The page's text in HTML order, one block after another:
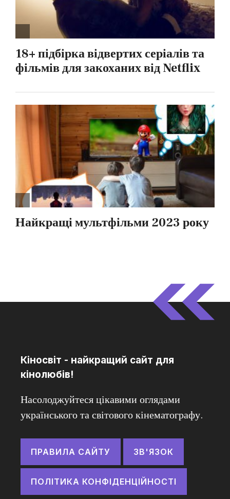
Кіносвіт - найкращий сайт для
кінолюбів!
Насолоджуйтеся цікавими оглядами
українського та світового кінематографу.
ПРАВИЛА САЙТУ ЗВ'ЯЗОК
ПОЛІТИКА КОНФІДЕНЦІЙНОСТІ